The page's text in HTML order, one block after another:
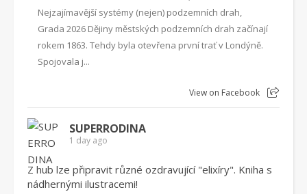
Nejzajímavější systémy (nejen) podzemních drah,
Grada 2026 Dějiny městských podzemních drah začínají
rokem 1863. Tehdy byla otevřena první trať v Londýně.
Spojovala j...
View on Facebook
SUPERRODINA
1 day ago
Z hub lze připravit různé ozdravující "elixíry". Kniha s
nádhernými ilustracemi!